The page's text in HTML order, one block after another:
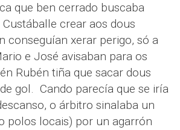
que ben cerrado buscaba
crear aos dous
conseguían xerar perigo, só a
e José avisaban para os
Rubén tiña que sacar dous
gol. Cando parecía que se iría
o árbitro sinalaba un
polos locais) por un agarrón